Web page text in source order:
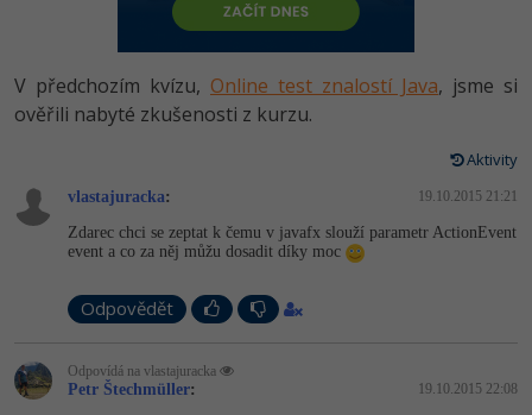
HTML5, CSS3, Bootstrap, SEO
Testování a verzování
React
Spring
JavaScript
Python
HTML / CSS
UML a návrhové vzory
MySQL/MariaDB
C# Game developer
Tester
Systémový administrátor
Grafik / UX/UI návrhář
3D grafik
-80%
PHP -80%
-80%
-80%
C -80%
VB.NET
V předchozím kvízu, Online test znalostí Java, jsme si
ověřili nabyté zkušenosti z kurzu.
Aktivity
vlastajuracka: 19.10.2015 21:21
Zdarec chci se zeptat k čemu v javafx slouží parametr ActionEvent
event a co za něj můžu dosadit díky moc
Odpovědět
Odpovídá na vlastajuracka
Petr Štechmüller: 19.10.2015 22:08